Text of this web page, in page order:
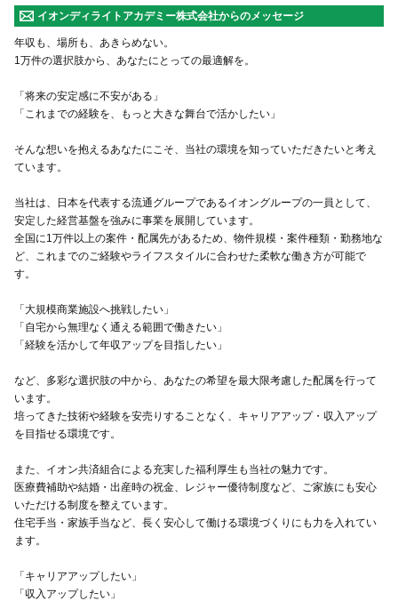
イオンディライトアカデミー株式会社からのメッセージ
年収も、場所も、あきらめない。
1万件の選択肢から、あなたにとっての最適解を。
「将来の安定感に不安がある」
「これまでの経験を、もっと大きな舞台で活かしたい」
そんな想いを抱えるあなたにこそ、当社の環境を知っていただきたいと考え
ています。
当社は、日本を代表する流通グループであるイオングループの一員として、
安定した経営基盤を強みに事業を展開しています。
全国に1万件以上の案件・配属先があるため、物件規模・案件種類・勤務地な
ど、これまでのご経験やライフスタイルに合わせた柔軟な働き方が可能で
す。
「大規模商業施設へ挑戦したい」
「自宅から無理なく通える範囲で働きたい」
「経験を活かして年収アップを目指したい」
など、多彩な選択肢の中から、あなたの希望を最大限考慮した配属を行って
います。
培ってきた技術や経験を安売りすることなく、キャリアアップ・収入アップ
を目指せる環境です。
また、イオン共済組合による充実した福利厚生も当社の魅力です。
医療費補助や結婚・出産時の祝金、レジャー優待制度など、ご家族にも安心
いただける制度を整えています。
住宅手当・家族手当など、長く安心して働ける環境づくりにも力を入れてい
ます。
「キャリアアップしたい」
「収入アップしたい」